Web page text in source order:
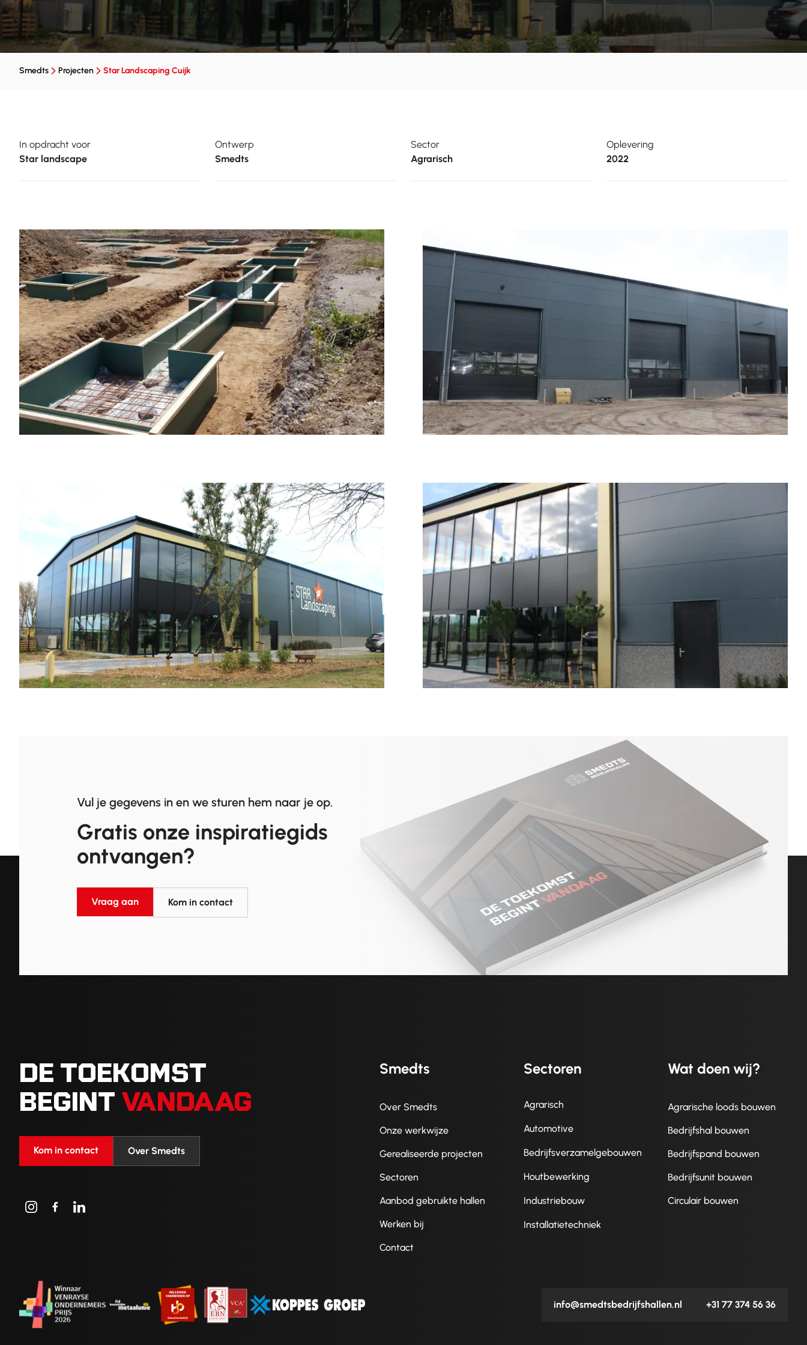
Smedts Projecten Star Landscaping Cuijk
In opdracht voor
Star landscape
Ontwerp
Smedts
Sector
Agrarisch
Oplevering
2022
Vul je gegevens in en we sturen hem naar je op.
Gratis onze inspiratiegids
ontvangen?
Vraag aan Kom in contact
DE TOEKOMST
BEGINT VANDAAG
Kom in contact Over Smedts
Smedts
Over Smedts
Onze werkwijze
Gerealiseerde projecten
Sectoren
Aanbod gebruikte hallen
Werken bij
Contact
Sectoren
Agrarisch
Automotive
Bedrijfsverzamelgebouwen
Houtbewerking
Industriebouw
Installatietechniek
Wat doen wij?
Agrarische loods bouwen
Bedrijfshal bouwen
Bedrijfspand bouwen
Bedrijfsunit bouwen
Circulair bouwen
info@smedtsbedrijfshallen.nl +31 77 374 56 36